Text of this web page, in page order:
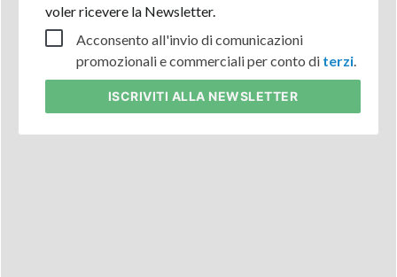
voler ricevere la Newsletter.
Acconsento all'invio di comunicazioni
promozionali e commerciali per conto di terzi.
ISCRIVITI ALLA NEWSLETTER